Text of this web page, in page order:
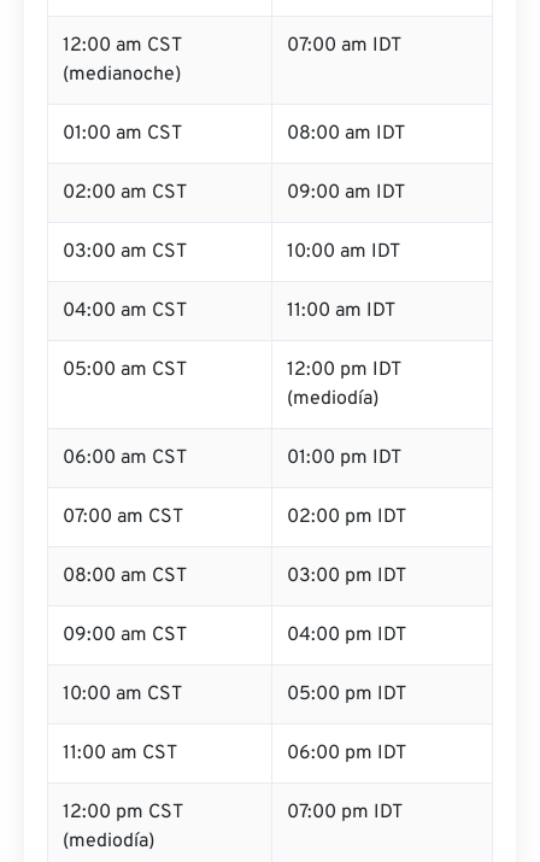
12:00 am CST
(medianoche)
07:00 am IDT
01:00 am CST 08:00 am IDT
02:00 am CST 09:00 am IDT
03:00 am CST 10:00 am IDT
04:00 am CST 11:00 am IDT
05:00 am CST
12:00 pm IDT
(mediodía)
06:00 am CST 01:00 pm IDT
07:00 am CST 02:00 pm IDT
08:00 am CST 03:00 pm IDT
09:00 am CST 04:00 pm IDT
10:00 am CST 05:00 pm IDT
11:00 am CST 06:00 pm IDT
12:00 pm CST
(mediodía)
07:00 pm IDT